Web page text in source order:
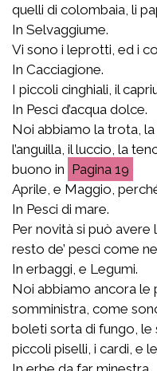
quelli di colombaia, li
In Selvaggiume.
Vi sono i leprotti, ed i
In Cacciagione.
I piccoli cinghiali, il
In Pesci d’acqua dolce.
Noi abbiamo la trota,
l’anguilla, il luccio, la
buono in
19
Aprile, e Maggio,
In Pesci di mare.
Per novità si può avere
resto de’ pesci come
In erbaggi, e Legumi.
Noi abbiamo ancora le
somministra, come
boleti sorta di fungo, le
piccoli piselli, i cardi, e